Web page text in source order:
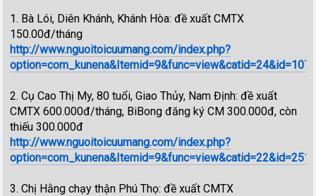
1. Bà Lói, Diên Khánh, Khánh Hòa: đề xuất CMTX
150.00đ/tháng
http://www.nguoitoicuumang.com/index.php?
2. Cụ Cao Thị My, 80 tuổi, Giao Thủy, Nam Định: đề xuất
CMTX 600.000đ/tháng, BiBong đăng ký CM 300.000đ, còn
thiếu 300.000đ
http://www.nguoitoicuumang.com/index.php?
3. Chị Hằng chạy thận Phú Thọ: đề xuất CMTX